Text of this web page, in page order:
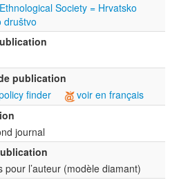
Society = Hrvatsko
društvo
publication
finder
voir en français
journal
pour l’auteur (modèle diamant)